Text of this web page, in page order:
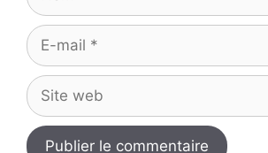
E-
mail
Site
web